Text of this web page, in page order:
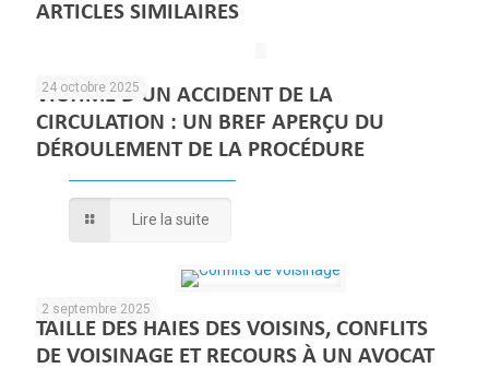
ARTICLES SIMILAIRES
24 octobre 2025
VICTIME D’UN ACCIDENT DE LA
CIRCULATION : UN BREF APERÇU DU
DÉROULEMENT DE LA PROCÉDURE
Lire la suite
2 septembre 2025
TAILLE DES HAIES DES VOISINS, CONFLITS
DE VOISINAGE ET RECOURS À UN AVOCAT